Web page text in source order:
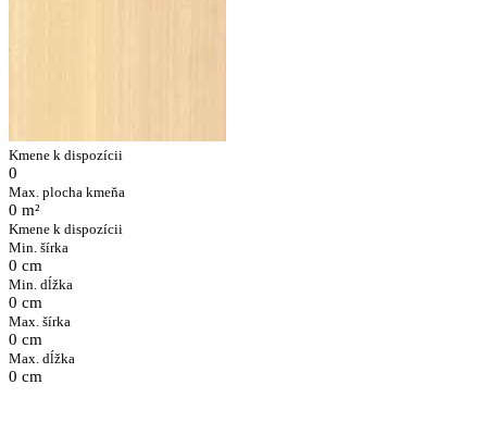
Kmene k dispozícii
0
Max. plocha kmeňa
0 m²
Kmene k dispozícii
Min. šírka
0 cm
Min. dĺžka
0 cm
Max. šírka
0 cm
Max. dĺžka
0 cm